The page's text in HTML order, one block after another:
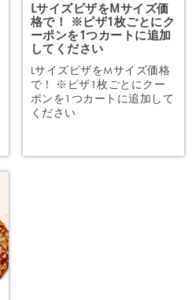
LサイズピザをMサイズ価
格で！ ※ピザ1枚ごとにク
ーポンを1つカートに追加
してください
LサイズピザをMサイズ価格
で！ ※ピザ1枚ごとにクー
ポンを1つカートに追加して
ください